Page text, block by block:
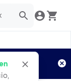
TyC